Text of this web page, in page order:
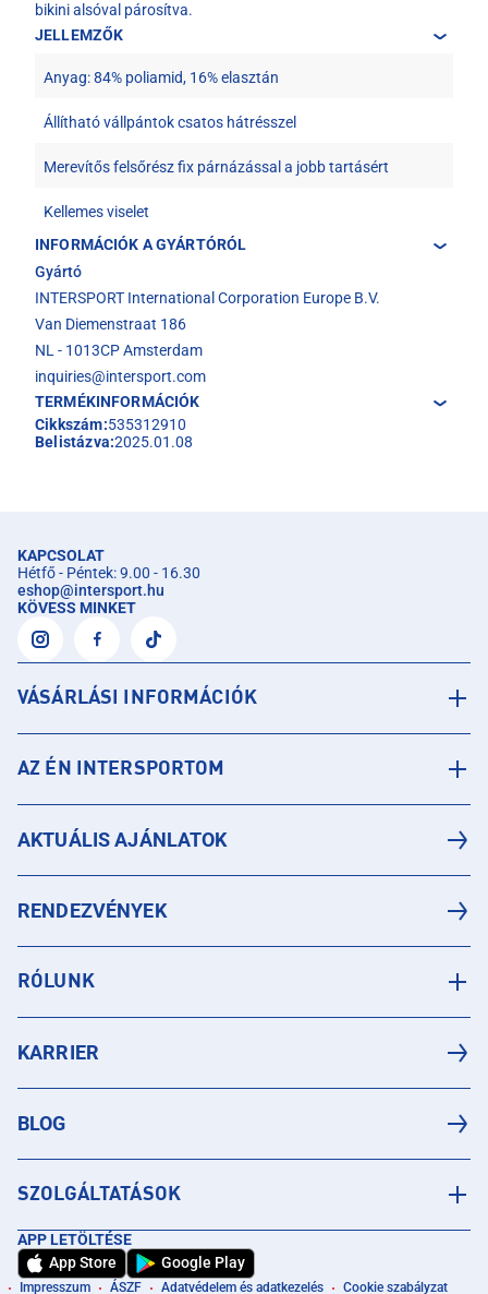
bikini alsóval párosítva.
JELLEMZŐK
Anyag: 84% poliamid, 16% elasztán
Állítható vállpántok csatos hátrésszel
Merevítős felsőrész fix párnázással a jobb tartásért
Kellemes viselet
INFORMÁCIÓK A GYÁRTÓRÓL
Gyártó
INTERSPORT International Corporation Europe B.V.
Van Diemenstraat 186
NL - 1013CP Amsterdam
inquiries@intersport.com
TERMÉKINFORMÁCIÓK
Cikkszám:535312910
Belistázva:2025.01.08
KAPCSOLAT
Hétfő - Péntek: 9.00 - 16.30
eshop@intersport.hu
KÖVESS MINKET
VÁSÁRLÁSI INFORMÁCIÓK
AZ ÉN INTERSPORTOM
AKTUÁLIS AJÁNLATOK
RENDEZVÉNYEK
RÓLUNK
KARRIER
BLOG
SZOLGÁLTATÁSOK
APP LETÖLTÉSE
App Store
Google Play
Impresszum ÁSZF Adatvédelem és adatkezelés Cookie szabályzat